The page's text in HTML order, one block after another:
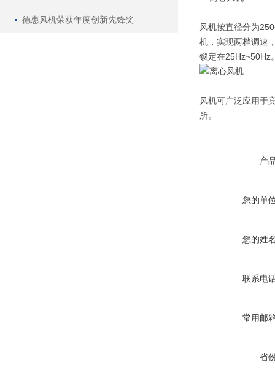
德惠风机荣获年度创新先锋奖
风机按直径分为
机，实现两档调速
锁定在25Hz~50Hz
风机可广泛应用于
所。
产
您的单
您的姓
联系电
常用邮
省